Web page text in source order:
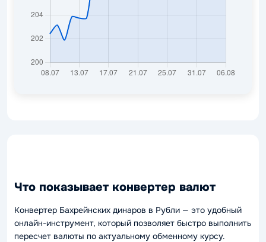
Что показывает конвертер валют
Конвертер Бахрейнских динаров в Рубли — это удобный
онлайн-инструмент, который позволяет быстро выполнить
пересчет валюты по актуальному обменному курсу.